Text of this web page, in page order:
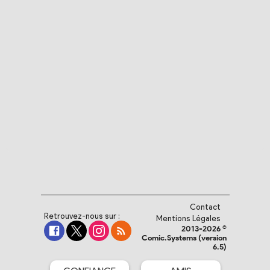
Retrouvez-nous sur :
Contact
Mentions Légales
2013-2026 ©
Comic.Systems (version
6.5)